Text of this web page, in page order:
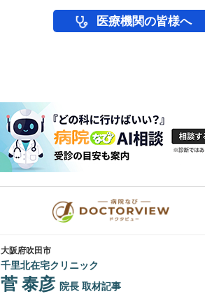
医療機関の皆様へ
大阪府吹田市
千里北在宅クリニック
菅 泰彦 院長 取材記事